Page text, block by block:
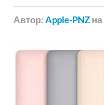
Автор:Apple-PNZ на